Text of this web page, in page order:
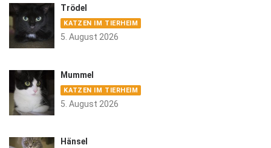
Trödel
KATZEN IM TIERHEIM
5. August 2026
Mummel
KATZEN IM TIERHEIM
5. August 2026
Hänsel